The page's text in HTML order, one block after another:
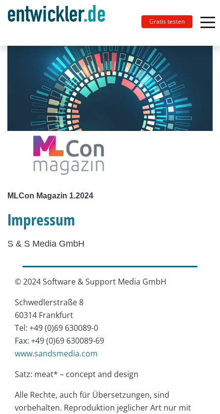
Gratis testen
MLCon Magazin 1.2024
Impressum
S & S Media GmbH
© 2024 Software & Support Media GmbH
Schwedlerstraße 8
60314 Frankfurt
Tel: +49 (0)69 630089-0
Fax: +49 (0)69 630089-69
www.sandsmedia.com
Satz: meat* – concept and design
Alle Rechte, auch für Übersetzungen, sind
vorbehalten. Reproduktion jeglicher Art nur mit